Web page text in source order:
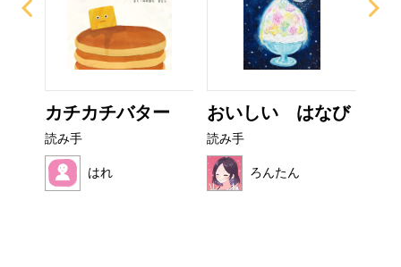
カチカチバター
読み手
はれ
おいしい はなび
読み手
ろんたん